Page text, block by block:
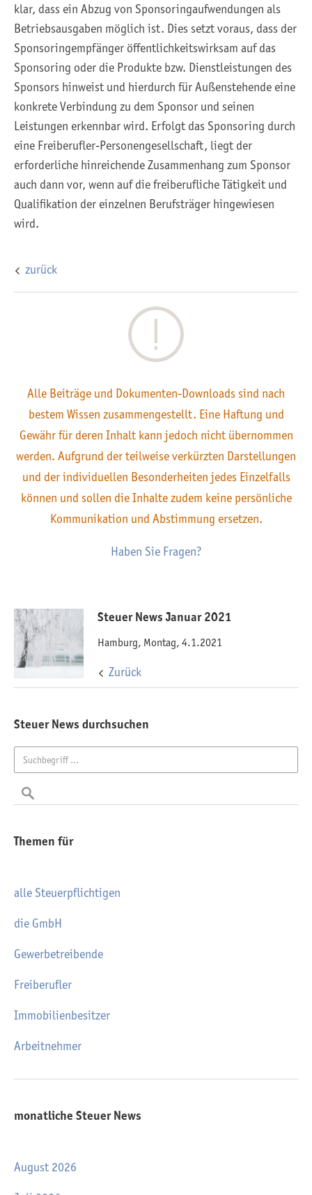
klar, dass ein Abzug von Sponsoringaufwendungen als
Betriebsausgaben möglich ist. Dies setzt voraus, dass der
Sponsoringempfänger öffentlichkeitswirksam auf das
Sponsoring oder die Produkte bzw. Dienstleistungen des
Sponsors hinweist und hierdurch für Außenstehende eine
konkrete Verbindung zu dem Sponsor und seinen
Leistungen erkennbar wird. Erfolgt das Sponsoring durch
eine Freiberufler-Personengesellschaft, liegt der
erforderliche hinreichende Zusammenhang zum Sponsor
auch dann vor, wenn auf die freiberufliche Tätigkeit und
Qualifikation der einzelnen Berufsträger hingewiesen
wird.
zurück
Alle Beiträge und Dokumenten-Downloads sind nach
bestem Wissen zusammengestellt. Eine Haftung und
Gewähr für deren Inhalt kann jedoch nicht übernommen
werden. Aufgrund der teilweise verkürzten Darstellungen
und der individuellen Besonderheiten jedes Einzelfalls
können und sollen die Inhalte zudem keine persönliche
Kommunikation und Abstimmung ersetzen.
Haben Sie Fragen?
Steuer News Januar 2021
Hamburg, Montag, 4.1.2021
Zurück
Steuer News durchsuchen
Themen für
alle Steuerpflichtigen
die GmbH
Gewerbetreibende
Freiberufler
Immobilienbesitzer
Arbeitnehmer
monatliche Steuer News
August 2026